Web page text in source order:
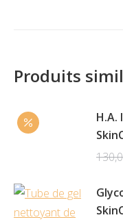
Produits
H.A.